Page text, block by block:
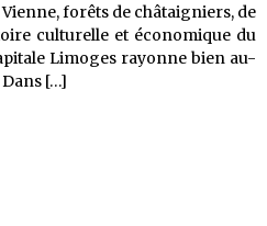
forêts de châtaigniers, de
culturelle et économique du
Limoges rayonne bien au-
[…]